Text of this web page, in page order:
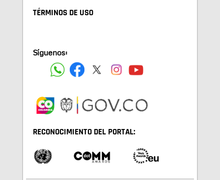
TÉRMINOS DE USO
Síguenos:
RECONOCIMIENTO DEL PORTAL: